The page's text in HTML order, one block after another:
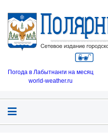
Погода в Лабытнанги на месяц
world-weather.ru